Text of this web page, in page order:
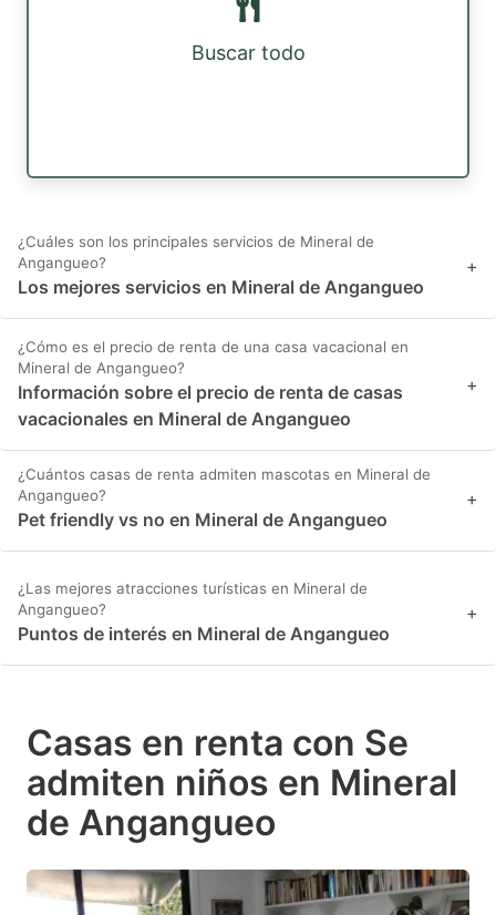
Buscar todo
¿Cuáles son los principales servicios de Mineral de
Angangueo?
Los mejores servicios en Mineral de Angangueo
+
¿Cómo es el precio de renta de una casa vacacional en
Mineral de Angangueo?
Información sobre el precio de renta de casas
vacacionales en Mineral de Angangueo
+
¿Cuántos casas de renta admiten mascotas en Mineral de
Angangueo?
Pet friendly vs no en Mineral de Angangueo
+
¿Las mejores atracciones turísticas en Mineral de
Angangueo?
Puntos de interés en Mineral de Angangueo
+
Casas en renta con Se
admiten niños en Mineral
de Angangueo